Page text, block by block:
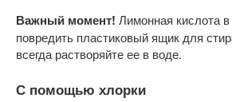
Важный момент! Лимонная кислота
повредить пластиковый ящик для
всегда растворяйте ее в воде.
С помощью хлорки